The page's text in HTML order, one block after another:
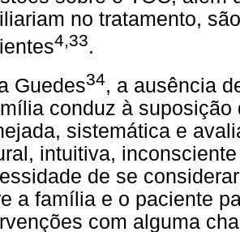
no tratamento,
4,33.
Guedes34, a ausência
conduz à
sistemática e
intuitiva,
de se
a família e o paciente
com alguma